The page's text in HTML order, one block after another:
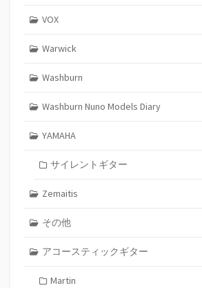
VOX
Warwick
Washburn
Washburn Nuno Models Diary
YAMAHA
サイレントギター
Zemaitis
その他
アコースティックギター
Martin